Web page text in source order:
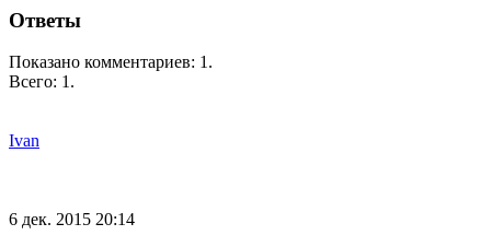
Ответы
Показано комментариев: 1 .
Всего: 1 .
Ivan
6 дек. 2015 20:14